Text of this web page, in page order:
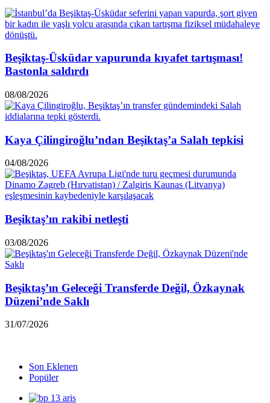
Beşiktaş-Üsküdar vapurunda kıyafet tartışması!
Bastonla saldırdı
08/08/2026
Kaya Çilingiroğlu’ndan Beşiktaş’a Salah tepkisi
04/08/2026
Beşiktaş’ın rakibi netleşti
03/08/2026
Beşiktaş’ın Geleceği Transferde Değil, Özkaynak
Düzeni’nde Saklı
31/07/2026
Son Eklenen
Popüler